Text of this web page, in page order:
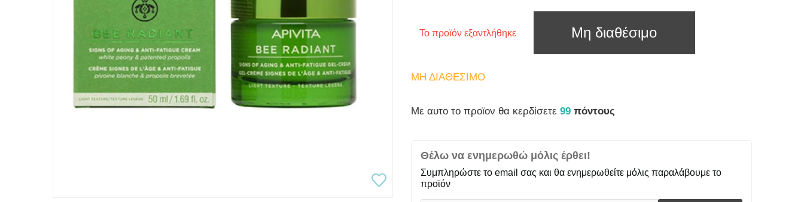
Το προϊόν εξαντλήθηκε Μη διαθέσιμο
ΜΗ ΔΙΑΘΈΣΙΜΟ
Mε αυτο το προϊον θα κερδίσετε 99 πόντους
Θέλω να ενημερωθώ μόλις έρθει!
Συμπληρώστε το email σας και θα ενημερωθείτε μόλις παραλάβουμε το
προϊόν